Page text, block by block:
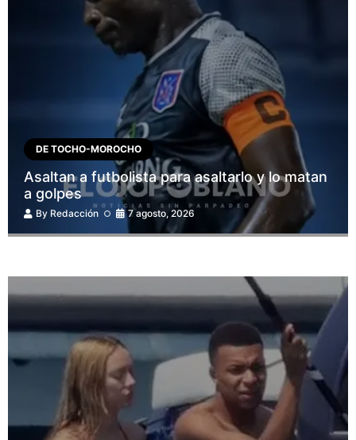
DE TOCHO-MOROCHO
Asaltan a futbolista para asaltarlo y lo matan
a golpes
By Redacción 7 agosto, 2026